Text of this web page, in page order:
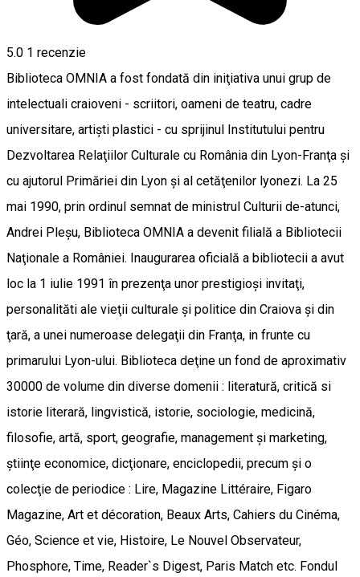
5.0 1 recenzie
Biblioteca OMNIA a fost fondată din iniţiativa unui grup de
intelectuali craioveni - scriitori, oameni de teatru, cadre
universitare, artişti plastici - cu sprijinul Institutului pentru
Dezvoltarea Relaţiilor Culturale cu România din Lyon-Franţa şi
cu ajutorul Primăriei din Lyon şi al cetăţenilor lyonezi. La 25
mai 1990, prin ordinul semnat de ministrul Culturii de-atunci,
Andrei Pleşu, Biblioteca OMNIA a devenit filială a Bibliotecii
Naţionale a României. Inaugurarea oficială a bibliotecii a avut
loc la 1 iulie 1991 în prezenţa unor prestigioşi invitaţi,
personalităti ale vieţii culturale şi politice din Craiova şi din
ţară, a unei numeroase delegaţii din Franţa, in frunte cu
primarului Lyon-ului. Biblioteca deţine un fond de aproximativ
30000 de volume din diverse domenii : literatură, critică si
istorie literară, lingvistică, istorie, sociologie, medicină,
filosofie, artă, sport, geografie, management şi marketing,
ştiinţe economice, dicţionare, enciclopedii, precum şi o
colecţie de periodice : Lire, Magazine Littéraire, Figaro
Magazine, Art et décoration, Beaux Arts, Cahiers du Cinéma,
Géo, Science et vie, Histoire, Le Nouvel Observateur,
Phosphore, Time, Reader`s Digest, Paris Match etc. Fondul